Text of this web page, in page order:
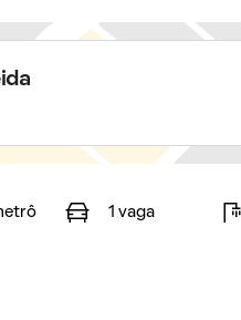
1 vaga